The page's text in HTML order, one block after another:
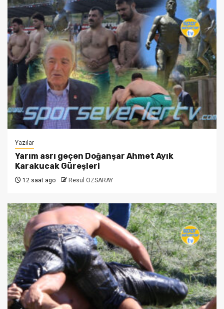
Yazılar
Yarım asrı geçen Doğanşar Ahmet Ayık
Karakucak Güreşleri
12 saat ago Resul ÖZSARAY